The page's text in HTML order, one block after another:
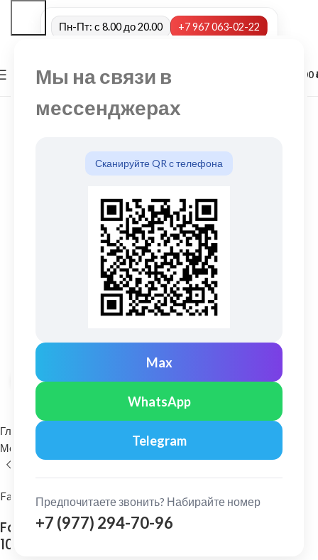
Мы на связи в
мессенджерах
Сканируйте QR с телефона
Max
WhatsApp
Telegram
Предпочитаете звонить? Набирайте номер
+7 (977) 294-70-96
Пн-Пт: с 8.00 до 20.00 +7 967 063-02-22
МЕНЮ 0,00
Нажмите, чтобы увеличить
Главная
Металлические водосточные системы
Труба водосточная
FarAcs PREMIUM
FarAcs PREMIUM: Труба водосточная L=3м
100 мм Серый графит